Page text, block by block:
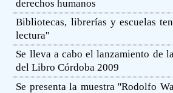
derechos humanos
Bibliotecas, librerías y escuelas
lectura''
Se lleva a cabo el lanzamiento de
del Libro Córdoba 2009
Se presenta la muestra ''Rodolfo